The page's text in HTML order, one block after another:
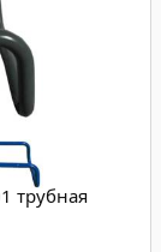
трубная